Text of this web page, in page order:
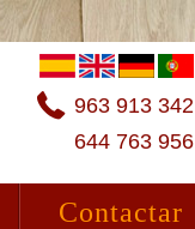
963 913 342
644 763 956
Contactar